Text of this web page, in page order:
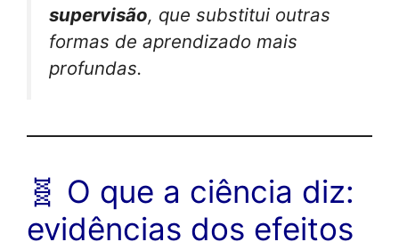
supervisão, que substitui outras
formas de aprendizado mais
profundas.
🧬 O que a ciência diz:
evidências dos efeitos